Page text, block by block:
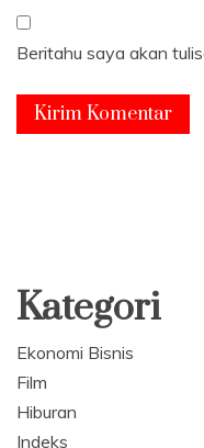
Beritahu saya akan
Kategori
Ekonomi Bisnis
Film
Hiburan
Indeks